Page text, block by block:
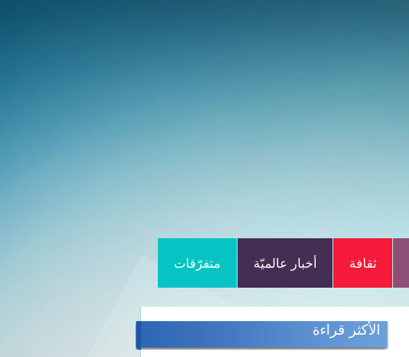
ثقافة أخبار عالميّة متفرّقات
الأكثر قراءة